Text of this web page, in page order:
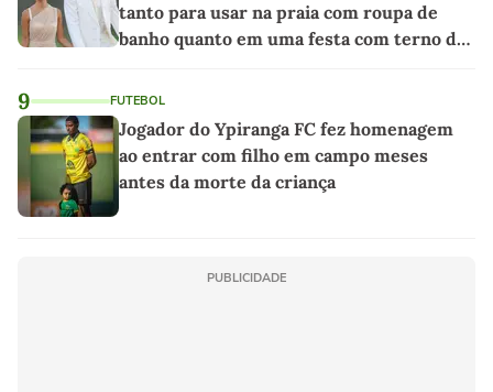
tanto para usar na praia com roupa de
banho quanto em uma festa com terno de
9 FUTEBOL
Jogador do Ypiranga FC fez homenagem
ao entrar com filho em campo meses
antes da morte da criança
PUBLICIDADE